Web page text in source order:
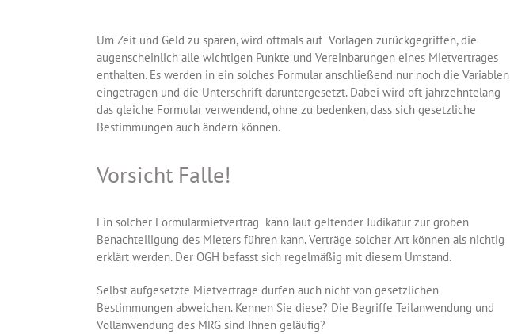
Um Zeit und Geld zu sparen, wird oftmals auf Vorlagen zurückgegriffen, die
augenscheinlich alle wichtigen Punkte und Vereinbarungen eines Mietvertrages
enthalten. Es werden in ein solches Formular anschließend nur noch die Variablen
eingetragen und die Unterschrift daruntergesetzt. Dabei wird oft jahrzehntelang
das gleiche Formular verwendend, ohne zu bedenken, dass sich gesetzliche
Bestimmungen auch ändern können.
Vorsicht Falle!
Ein solcher Formularmietvertrag kann laut geltender Judikatur zur groben
Benachteiligung des Mieters führen kann. Verträge solcher Art können als nichtig
erklärt werden. Der OGH befasst sich regelmäßig mit diesem Umstand.
Selbst aufgesetzte Mietverträge dürfen auch nicht von gesetzlichen
Bestimmungen abweichen. Kennen Sie diese? Die Begriffe Teilanwendung und
Vollanwendung des MRG sind Ihnen geläufig?